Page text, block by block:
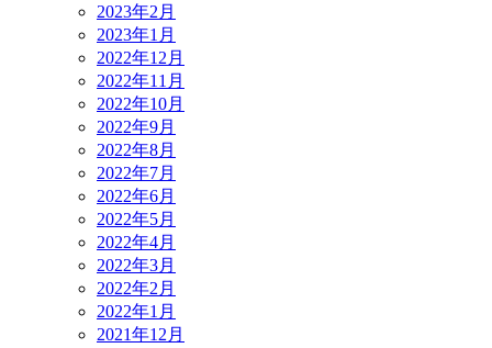
2023年2月
2023年1月
2022年12月
2022年11月
2022年10月
2022年9月
2022年8月
2022年7月
2022年6月
2022年5月
2022年4月
2022年3月
2022年2月
2022年1月
2021年12月